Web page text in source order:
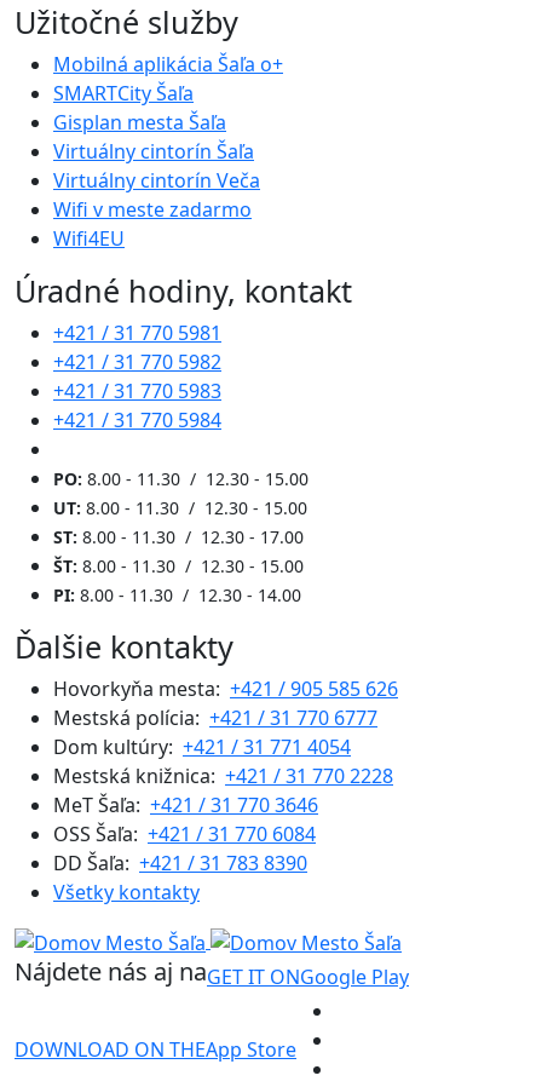
Užitočné služby
Mobilná aplikácia Šaľa o+
SMARTCity Šaľa
Gisplan mesta Šaľa
Virtuálny cintorín Šaľa
Virtuálny cintorín Veča
Wifi v meste zadarmo
Wifi4EU
Úradné hodiny, kontakt
+421 / 31 770 5981
+421 / 31 770 5982
+421 / 31 770 5983
+421 / 31 770 5984
PO: 8.00 - 11.30 / 12.30 - 15.00
UT: 8.00 - 11.30 / 12.30 - 15.00
ST: 8.00 - 11.30 / 12.30 - 17.00
ŠT: 8.00 - 11.30 / 12.30 - 15.00
PI: 8.00 - 11.30 / 12.30 - 14.00
Ďalšie kontakty
Hovorkyňa mesta: +421 / 905 585 626
Mestská polícia: +421 / 31 770 6777
Dom kultúry: +421 / 31 771 4054
Mestská knižnica: +421 / 31 770 2228
MeT Šaľa: +421 / 31 770 3646
OSS Šaľa: +421 / 31 770 6084
DD Šaľa: +421 / 31 783 8390
Všetky kontakty
Nájdete nás aj naGET IT ONGoogle Play
DOWNLOAD ON THEApp Store